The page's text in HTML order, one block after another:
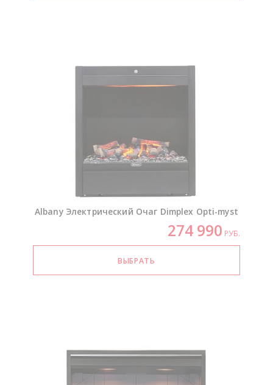
Albany Электрический Очаг Dimplex Opti-myst
274 990 РУБ.